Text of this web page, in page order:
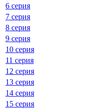
6 серия
7 серия
8 серия
9 серия
10 серия
11 серия
12 серия
13 серия
14 серия
15 серия